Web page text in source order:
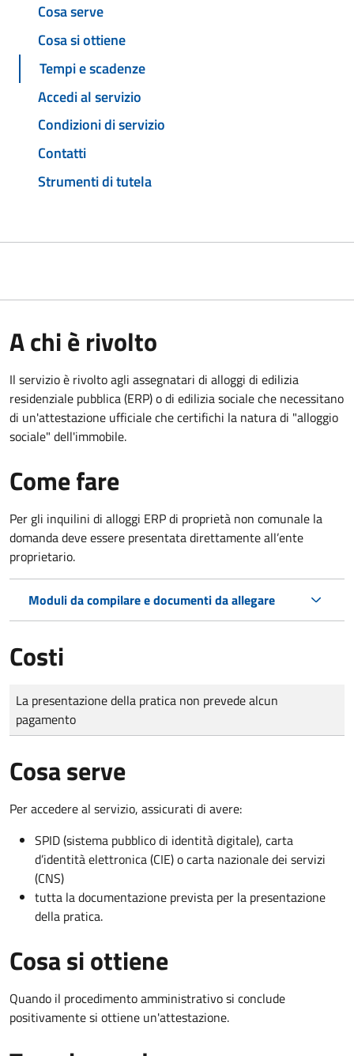
Cosa serve
Cosa si ottiene
Tempi e scadenze
Accedi al servizio
Condizioni di servizio
Contatti
Strumenti di tutela
A chi è rivolto
Il servizio è rivolto agli assegnatari di alloggi di edilizia
residenziale pubblica (ERP) o di edilizia sociale che necessitano
di un'attestazione ufficiale che certifichi la natura di "alloggio
sociale" dell'immobile.
Come fare
Per gli inquilini di alloggi ERP di proprietà non comunale la
domanda deve essere presentata direttamente all’ente
proprietario.
Moduli da compilare e documenti da allegare
Costi
Tipo di pagamento
Importo
La presentazione della pratica non prevede alcun
pagamento
Cosa serve
Per accedere al servizio, assicurati di avere:
SPID (sistema pubblico di identità digitale), carta
d’identità elettronica (CIE) o carta nazionale dei servizi
(CNS)
tutta la documentazione prevista per la presentazione
della pratica.
Cosa si ottiene
Quando il procedimento amministrativo si conclude
positivamente si ottiene un'attestazione.